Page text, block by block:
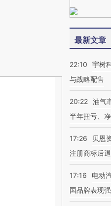
最新文章
22:10
宇树
与战略配售
20:22 油气
半年扭亏、
17:26
贝恩
注册商标后
17:16
电动
国品牌表现